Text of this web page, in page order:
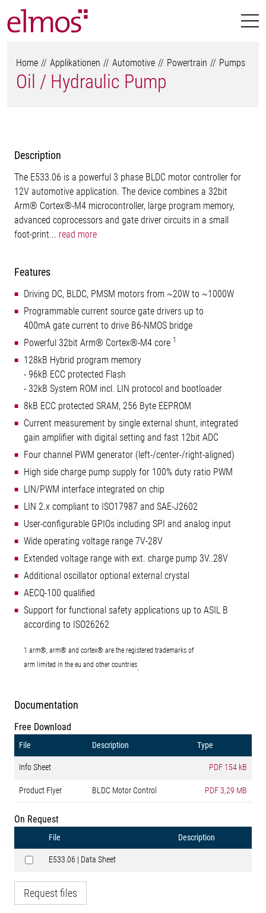
Home Applikationen Automotive Powertrain Pumps
Oil / Hydraulic Pump
Description
The E533.06 is a powerful 3 phase BLDC motor controller for
12V automotive application. The device combines a 32bit
Arm® Cortex®-M4 microcontroller, large program memory,
advanced coprocessors and gate driver circuits in a small
foot-print... read more
Features
Driving DC, BLDC, PMSM motors from ~20W to ~1000W
Programmable current source gate drivers up to
400mA gate current to drive B6-NMOS bridge
Powerful 32bit Arm® Cortex®-M4 core 1
128kB Hybrid program memory
- 96kB ECC protected Flash
- 32kB System ROM incl. LIN protocol and bootloader
8kB ECC protected SRAM, 256 Byte EEPROM
Current measurement by single external shunt, integrated
gain amplifier with digital setting and fast 12bit ADC
Four channel PWM generator (left-/center-/right-aligned)
High side charge pump supply for 100% duty ratio PWM
LIN/PWM interface integrated on chip
LIN 2.x compliant to ISO17987 and SAE-J2602
User-configurable GPIOs including SPI and analog input
Wide operating voltage range 7V-28V
Extended voltage range with ext. charge pump 3V..28V
Additional oscillator optional external crystal
AECQ-100 qualified
Support for functional safety applications up to ASIL B
according to ISO26262
1 arm®, arm® and cortex® are the registered trademarks of
arm limited in the eu and other countries.
Documentation
Free Download
File Description Type
Info Sheet PDF 154 kB
Product Flyer BLDC Motor Control PDF3,29 MB
On Request
File Description
E533.06 | Data Sheet
Request files